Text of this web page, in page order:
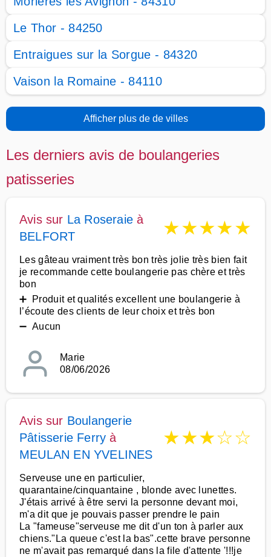
Le Thor - 84250
Entraigues sur la Sorgue - 84320
Vaison la Romaine - 84110
Afficher plus de de villes
Les derniers avis de boulangeries
patisseries
Avis sur La Roseraie à
BELFORT
★★★★★
Les gâteau vraiment très bon très jolie très bien fait
je recommande cette boulangerie pas chère et très
bon
➕ Produit et qualités excellent une boulangerie à
l’écoute des clients de leur choix et très bon
➖ Aucun
Marie
08/06/2026
Avis sur Boulangerie
Pâtisserie Ferry à
MEULAN EN YVELINES
★★★☆☆
Serveuse une en particulier,
quarantaine/cinquantaine , blonde avec lunettes.
J'étais arrivé à être servi la personne devant moi,
m'a dit que je pouvais passer prendre le pain
La "fameuse"serveuse me dit d'un ton à parler aux
chiens."La queue c'est la bas".cette brave personne
ne m'avait pas remarqué dans la file d'attente '!!!je